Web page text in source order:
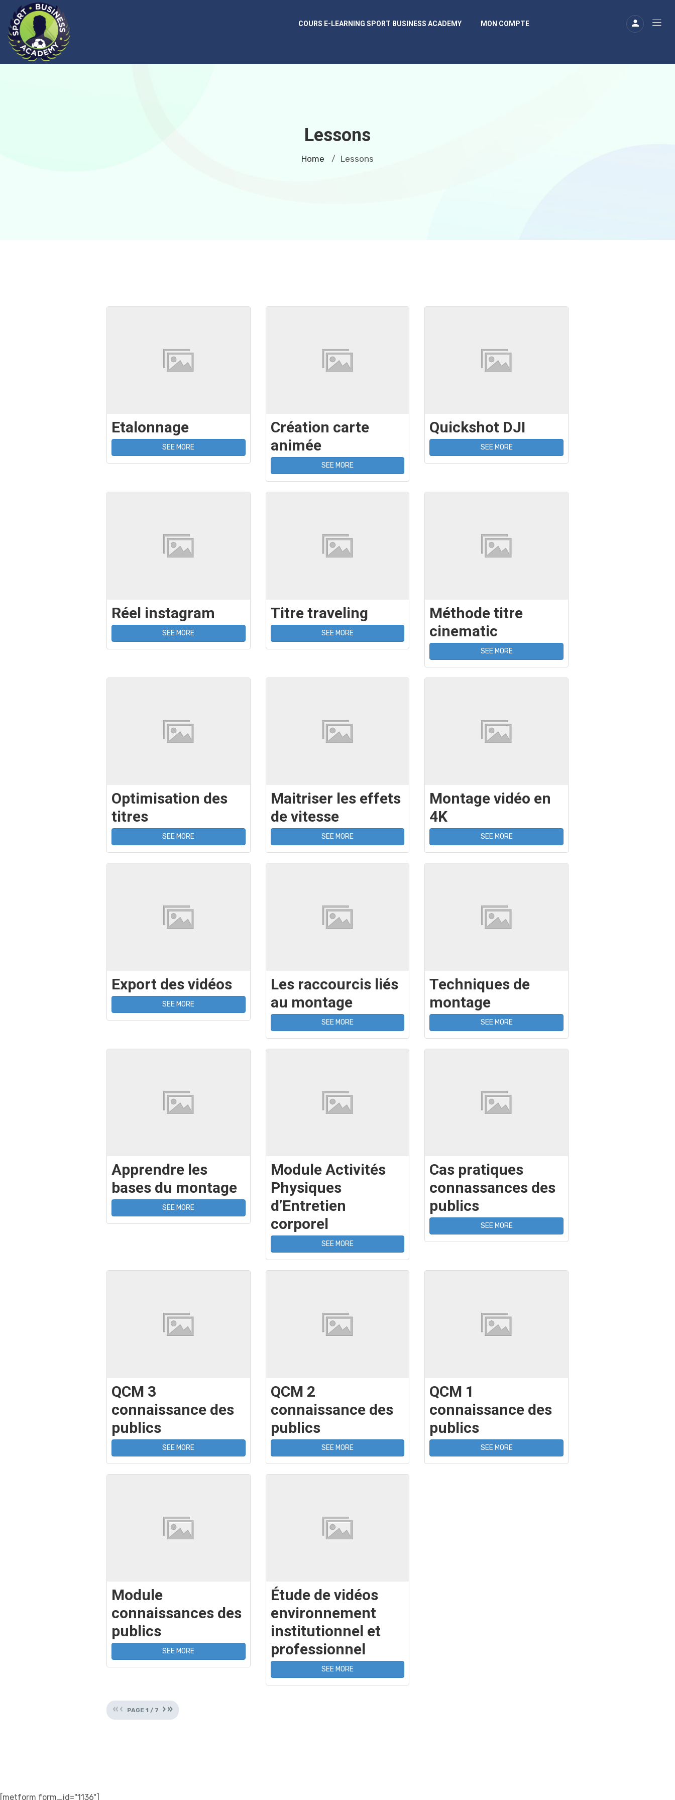
COURS E-LEARNING SPORT BUSINESS ACADEMY MON COMPTE
Lessons
Home / Lessons
Etalonnage
SEE MORE
Création carte
animée
SEE MORE
Quickshot DJI
SEE MORE
Réel instagram
SEE MORE
Titre traveling
SEE MORE
Méthode titre
cinematic
SEE MORE
Optimisation des
titres
SEE MORE
Maitriser les effets
de vitesse
SEE MORE
Montage vidéo en
4K
SEE MORE
Export des vidéos
SEE MORE
Les raccourcis liés
au montage
SEE MORE
Techniques de
montage
SEE MORE
Apprendre les
bases du montage
SEE MORE
Module Activités
Physiques
d’Entretien
corporel
SEE MORE
Cas pratiques
connassances des
publics
SEE MORE
QCM 3
connaissance des
publics
SEE MORE
QCM 2
connaissance des
publics
SEE MORE
QCM 1
connaissance des
publics
SEE MORE
Module
connaissances des
publics
SEE MORE
Étude de vidéos
environnement
institutionnel et
professionnel
SEE MORE
«‹ ›»
PAGE 1 / 7
[metform form_id="1136"]